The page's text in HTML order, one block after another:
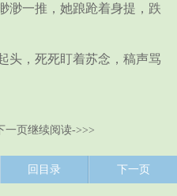
渺一推，她踉跄着身提，跌
头，死死盯着苏念，稿声骂
一页继续阅读->>>
回目录 下一页